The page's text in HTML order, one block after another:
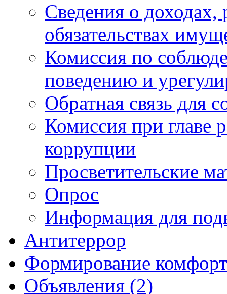
Сведения о доходах,
обязательствах
Комиссия по
поведению и
Обратная связь для
Комиссия при главе
коррупции
Просветительские
Опрос
Информация для
Антитеррор
Формирование
Объявления (2)